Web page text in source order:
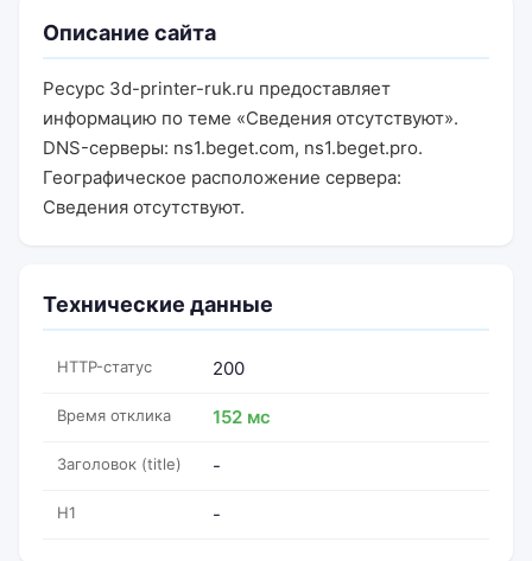
Описание сайта
Ресурс 3d-printer-ruk.ru предоставляет
информацию по теме «Сведения отсутствуют».
DNS-серверы: ns1.beget.com, ns1.beget.pro.
Географическое расположение сервера:
Сведения отсутствуют.
Технические данные
HTTP-статус 200
Время отклика 152 мс
Заголовок (title) -
H1 -